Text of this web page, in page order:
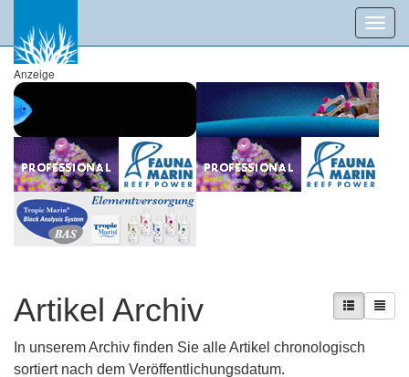
Anzeige
Artikel Archiv
In unserem Archiv finden Sie alle Artikel chronologisch
sortiert nach dem Veröffentlichungsdatum.